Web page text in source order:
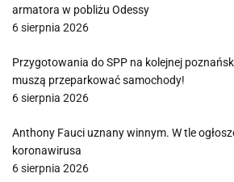
armatora w pobliżu Odessy
6 sierpnia 2026
Przygotowania do SPP na kolejnej
muszą przeparkować samochody!
6 sierpnia 2026
Anthony Fauci uznany winnym. W tle
koronawirusa
6 sierpnia 2026